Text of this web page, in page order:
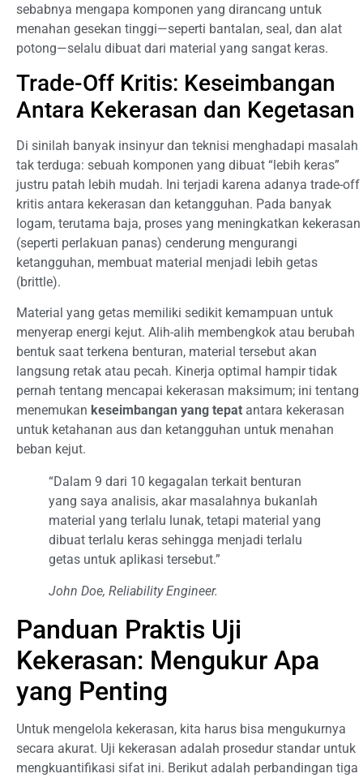
sebabnya mengapa komponen yang dirancang untuk
menahan gesekan tinggi—seperti bantalan, seal, dan alat
potong—selalu dibuat dari material yang sangat keras.
Trade-Off Kritis: Keseimbangan
Antara Kekerasan dan Kegetasan
Di sinilah banyak insinyur dan teknisi menghadapi masalah
tak terduga: sebuah komponen yang dibuat “lebih keras”
justru patah lebih mudah. Ini terjadi karena adanya trade-off
kritis antara kekerasan dan ketangguhan. Pada banyak
logam, terutama baja, proses yang meningkatkan kekerasan
(seperti perlakuan panas) cenderung mengurangi
ketangguhan, membuat material menjadi lebih getas
(brittle).
Material yang getas memiliki sedikit kemampuan untuk
menyerap energi kejut. Alih-alih membengkok atau berubah
bentuk saat terkena benturan, material tersebut akan
langsung retak atau pecah. Kinerja optimal hampir tidak
pernah tentang mencapai kekerasan maksimum; ini tentang
menemukan keseimbangan yang tepat antara kekerasan
untuk ketahanan aus dan ketangguhan untuk menahan
beban kejut.
“Dalam 9 dari 10 kegagalan terkait benturan
yang saya analisis, akar masalahnya bukanlah
material yang terlalu lunak, tetapi material yang
dibuat terlalu keras sehingga menjadi terlalu
getas untuk aplikasi tersebut.”
John Doe, Reliability Engineer.
Panduan Praktis Uji
Kekerasan: Mengukur Apa
yang Penting
Untuk mengelola kekerasan, kita harus bisa mengukurnya
secara akurat. Uji kekerasan adalah prosedur standar untuk
mengkuantifikasi sifat ini. Berikut adalah perbandingan tiga